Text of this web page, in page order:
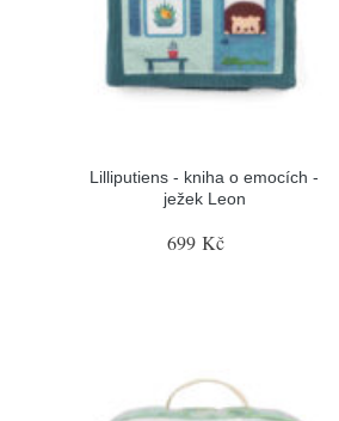
Lilliputiens - kniha o emocích -
ježek Leon
699 Kč